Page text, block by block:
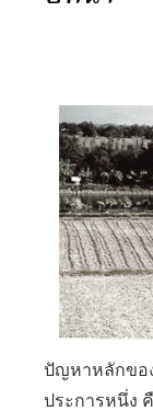
ปัญหาหลักขอ
ประการหนึ่ง